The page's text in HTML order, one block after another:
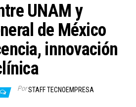
UNAM y
de México
innovación
PorSTAFF TECNOEMPRESA